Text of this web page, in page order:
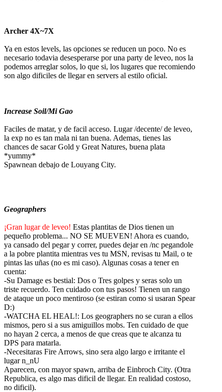
Archer 4X~7X
Ya en estos levels, las opciones se reducen un poco. No es
necesario todavia desesperarse por una party de leveo, nos la
podemos arreglar solos, lo que si, los lugares que recomiendo
son algo dificiles de llegar en servers al estilo oficial.
Increase Soil/Mi Gao
Faciles de matar, y de facil acceso. Lugar /decente/ de leveo,
la exp no es tan mala ni tan buena. Ademas, tienes las
chances de sacar Gold y Great Natures, buena plata
*yummy*
Spawnean debajo de Louyang City.
Geographers
¡Gran lugar de leveo! Estas plantitas de Dios tienen un
pequeño problema... NO SE MUEVEN! Ahora es cuando,
ya cansado del pegar y correr, puedes dejar en /nc pegandole
a la pobre plantita mientras ves tu MSN, revisas tu Mail, o te
pintas las uñas (no es mi caso). Algunas cosas a tener en
cuenta:
-Su Damage es bestial: Dos o Tres golpes y seras solo un
triste recuerdo. Ten cuidado con tus pasos! Tienen un rango
de ataque un poco mentiroso (se estiran como si usaran Spear
D:)
-WATCHA EL HEAL!: Los geographers no se curan a ellos
mismos, pero si a sus amiguillos mobs. Ten cuidado de que
no hayan 2 cerca, a menos de que creas que te alcanza tu
DPS para matarla.
-Necesitaras Fire Arrows, sino sera algo largo e irritante el
lugar n_nU
Aparecen, con mayor spawn, arriba de Einbroch City. (Otra
Republica, es algo mas dificil de llegar. En realidad costoso,
no dificil).